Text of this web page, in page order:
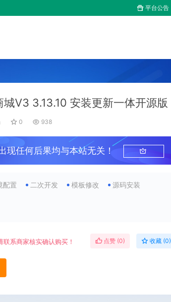
平台公告
V3 3.13.10 安装更新一体开源版
0 938
现任何后果均与本站无关！
配置 二次开发 模板修改 源码安装
联系商家核实确认购买！ 点赞 (0) 收藏 (0)